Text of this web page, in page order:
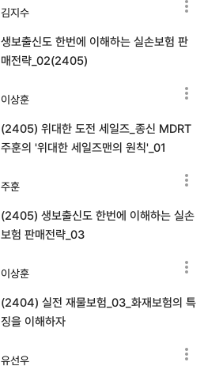
김지수
생보출신도 한번에 이해하는 실손보험 판
매전략_02(2405)
이상훈
(2405) 위대한 도전 세일즈_종신 MDRT
주훈의 '위대한 세일즈맨의 원칙'_01
주훈
(2405) 생보출신도 한번에 이해하는 실손
보험 판매전략_03
이상훈
(2404) 실전 재물보험_03_화재보험의 특
징을 이해하자
유선우